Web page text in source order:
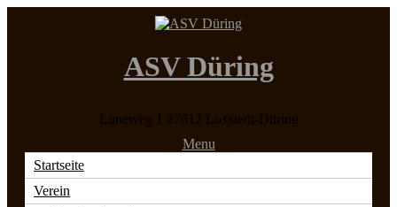
ASV Düring
Luneweg 1 27612 Loxstedt-Düring
Menu
Startseite
Verein